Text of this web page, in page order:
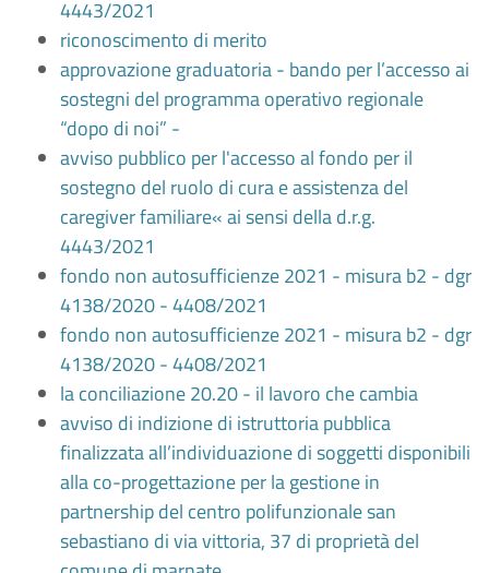
4443/2021
riconoscimento di merito
approvazione graduatoria - bando per l’accesso ai
sostegni del programma operativo regionale
“dopo di noi” -
avviso pubblico per l'accesso al fondo per il
sostegno del ruolo di cura e assistenza del
caregiver familiare« ai sensi della d.r.g.
4443/2021
fondo non autosufficienze 2021 - misura b2 - dgr
4138/2020 - 4408/2021
fondo non autosufficienze 2021 - misura b2 - dgr
4138/2020 - 4408/2021
la conciliazione 20.20 - il lavoro che cambia
avviso di indizione di istruttoria pubblica
finalizzata all’individuazione di soggetti disponibili
alla co-progettazione per la gestione in
partnership del centro polifunzionale san
sebastiano di via vittoria, 37 di proprietà del